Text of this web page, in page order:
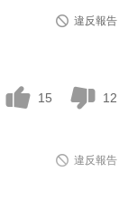
違反報告
15 12
違反報告